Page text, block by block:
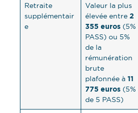
Retraite
supplémentair
e
Valeur la plus
élevée entre 2
355 euros (5%
PASS) ou 5%
de la
rémunération
brute
plafonnée à 11
775 euros (5%
de 5 PASS)